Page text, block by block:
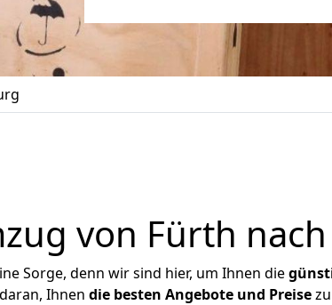
von Fürth
Sorge, denn wir sind hier, um Ihnen die
Ihnen die besten Angebote und Preisezu